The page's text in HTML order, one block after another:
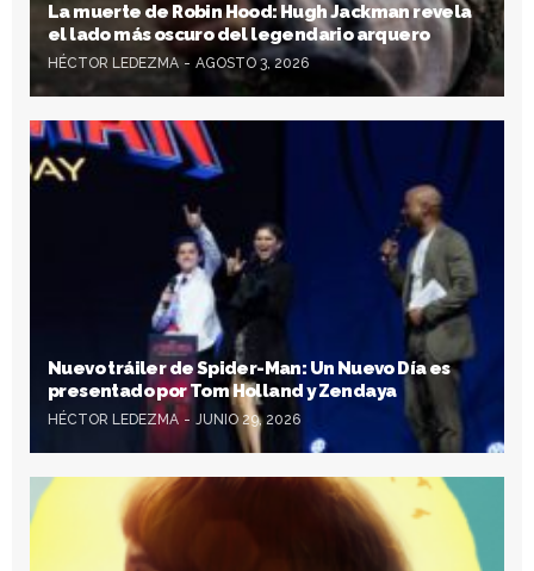
La muerte de Robin Hood: Hugh Jackman revela
el lado más oscuro del legendario arquero
HÉCTOR LEDEZMA AGOSTO 3, 2026
Nuevo tráiler de Spider-Man: Un Nuevo Día es
presentado por Tom Holland y Zendaya
HÉCTOR LEDEZMA JUNIO 29, 2026